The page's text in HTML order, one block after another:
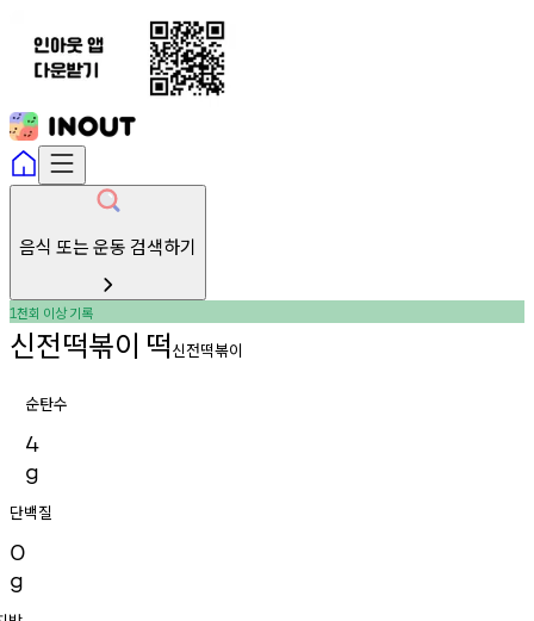
음식 또는 운동 검색하기
1천회 이상기록
신전떡볶이 떡신전떡볶이
순탄수
4
g
단백질
0
g